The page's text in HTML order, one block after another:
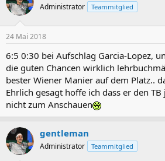
Administrator Teammitglied
24 Mai 2018
6:5 0:30 bei Aufschlag Garcia-Lopez,
die guten Chancen wirklich
bester Wiener Manier auf dem Platz..
Ehrlich gesagt hoffe ich dass er den
nicht zum Anschauen
gentleman
Administrator Teammitglied